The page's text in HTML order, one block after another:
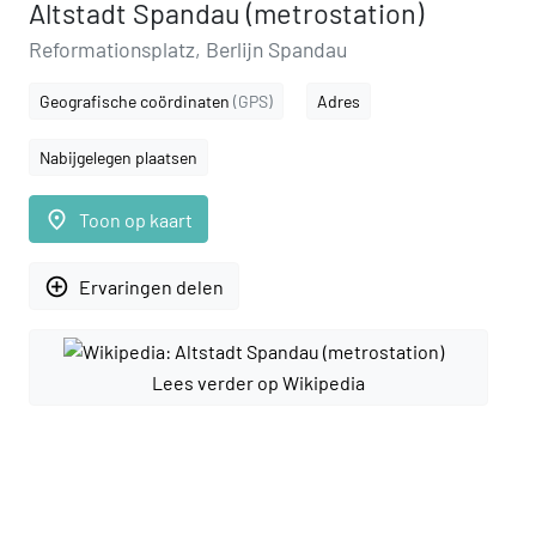
Altstadt Spandau (metrostation)
Reformationsplatz, Berlijn Spandau
Geografische coördinaten (GPS) Adres
Nabijgelegen plaatsen
place Toon op kaart
add_circle_outline Ervaringen delen
Lees verder op Wikipedia